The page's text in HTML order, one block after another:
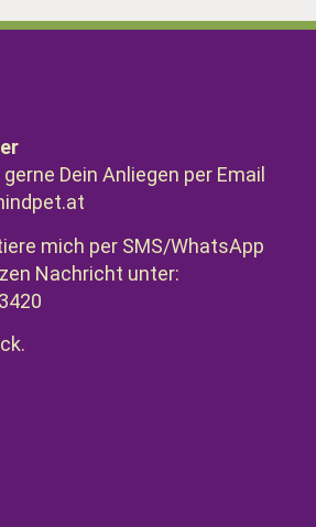
Dein Anliegen per Email
mich per SMS/WhatsApp
Nachricht unter: